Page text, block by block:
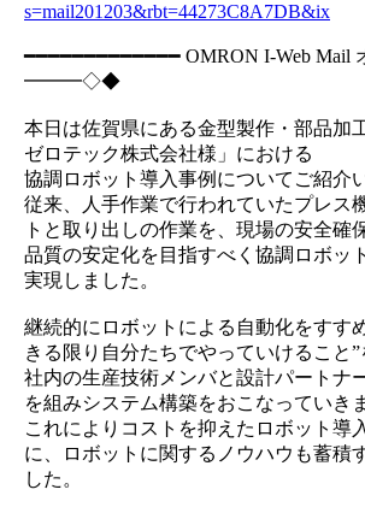
s=mail201203&rbt=44273C8A7DB&ix
━━━━━━━━━━━━━ OMRON I-Web Mail
━━━◇◆
本日は佐賀県にある金型製作・部品加
ゼロテック株式会社様」における
協調ロボット導入事例についてご紹介
従来、人手作業で行われていたプレス
トと取り出しの作業を、現場の安全確
品質の安定化を目指すべく協調ロボッ
実現しました。
継続的にロボットによる自動化をすす
きる限り自分たちでやっていけること”
社内の生産技術メンバと設計パートナ
を組みシステム構築をおこなっていき
これによりコストを抑えたロボット導
に、ロボットに関するノウハウも蓄積
した。